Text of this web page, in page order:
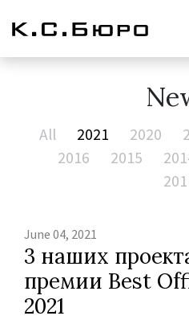
All 2021 2020
2016
2015
June 04, 2021
3 наших
премии Best
2021